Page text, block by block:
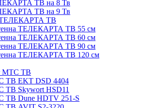
ТВ на 8 Тв
ТВ на 9 Тв
ТЕЛЕКАРТА ТВ
ТЕЛЕКАРТА ТВ 55 см
ТЕЛЕКАРТА ТВ 60 см
ТЕЛЕКАРТА ТВ 90 см
ТЕЛЕКАРТА ТВ 120 см
МТС ТВ
ТВ EKT DSD 4404
ТВ Skywort HSD11
ТВ Dune HDTV 251-S